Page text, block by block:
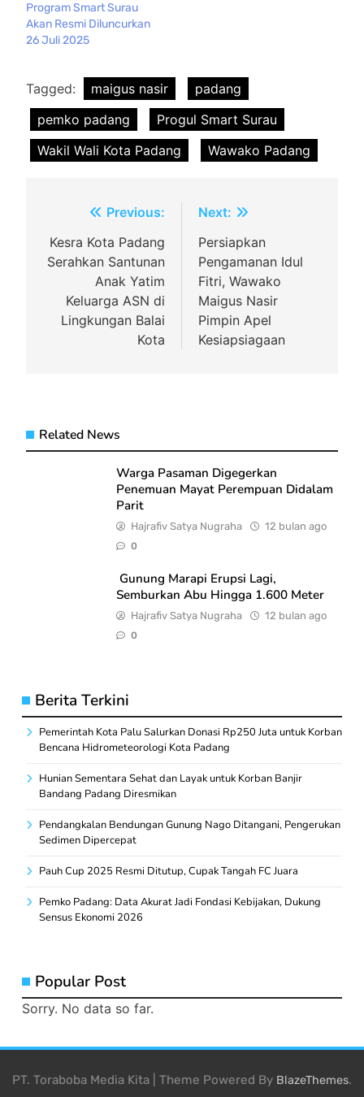
Program Smart Surau
Akan Resmi Diluncurkan
26 Juli 2025
Tagged: maigus nasir
padang
pemko padang
Progul Smart Surau
Wakil Wali Kota Padang
Wawako Padang
Navigasi
pos
Previous:
Kesra Kota Padang
Serahkan Santunan
Anak Yatim
Keluarga ASN di
Lingkungan Balai
Kota
Next:
Persiapkan
Pengamanan Idul
Fitri, Wawako
Maigus Nasir
Pimpin Apel
Kesiapsiagaan
Related News
Warga Pasaman Digegerkan
Penemuan Mayat Perempuan Didalam
Parit
Hajrafiv Satya Nugraha 12 bulan ago
0
Gunung Marapi Erupsi Lagi,
Semburkan Abu Hingga 1.600 Meter
Hajrafiv Satya Nugraha 12 bulan ago
0
Berita Terkini
Pemerintah Kota Palu Salurkan Donasi Rp250 Juta untuk Korban
Bencana Hidrometeorologi Kota Padang
Hunian Sementara Sehat dan Layak untuk Korban Banjir
Bandang Padang Diresmikan
Pendangkalan Bendungan Gunung Nago Ditangani, Pengerukan
Sedimen Dipercepat
Pauh Cup 2025 Resmi Ditutup, Cupak Tangah FC Juara
Pemko Padang: Data Akurat Jadi Fondasi Kebijakan, Dukung
Sensus Ekonomi 2026
Popular Post
Sorry. No data so far.
PT. Toraboba Media Kita | Theme Powered By BlazeThemes.